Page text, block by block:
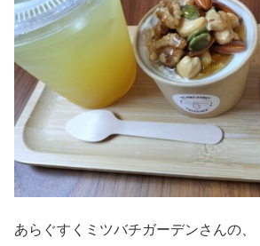
あらぐすくミツバチガーデンさんの、